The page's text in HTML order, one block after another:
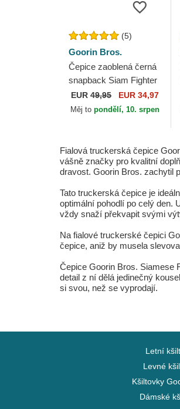
(5)
Goorin Bros.
Čepice zaoblená černá
snapback Siam Fighter
The Farm Premium The
Farm Goorin Bros.
EUR49,95 EUR 34,97
Měj topondělí, 10. srpen
Fialová truckerská čepice
vášně značky pro kvalitní
dravost. Goorin Bros. zachytil
Tato truckerská čepice je
optimální pohodlí po celý den.
vždy snaží překvapit svými
Na fialové truckerské čepici
čepice, aniž by musela
Čepice Goorin Bros. Siamese
detail z ní dělá jedinečný
si svou, než se vyprodají.
Letní
Levné
Kšiltovky
Dámské